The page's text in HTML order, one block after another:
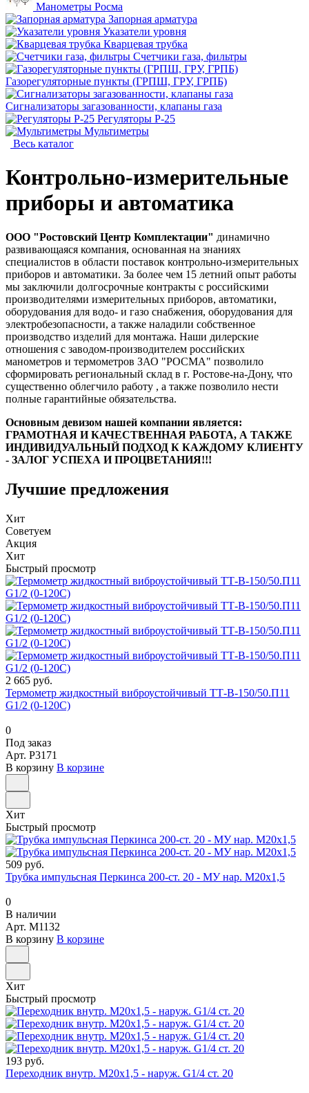
Манометры Росма
Запорная арматура
Указатели уровня
Кварцевая трубка
Счетчики газа, фильтры
Газорегуляторные пункты (ГРПШ, ГРУ, ГРПБ)
Сигнализаторы загазованности, клапаны газа
Регуляторы Р-25
Мультиметры
Весь каталог
Контрольно-измерительные
приборы и автоматика
ООО "Ростовский Центр Комплектации" динамично
развивающаяся компания, основанная на знаниях
специалистов в области поставок контрольно-измерительных
приборов и автоматики. За более чем 15 летний опыт работы
мы заключили долгосрочные контракты с российскими
производителями измерительных приборов, автоматики,
оборудования для водо- и газо снабжения, оборудования для
электробезопасности, а также наладили собственное
производство изделий для монтажа. Наши дилерские
отношения с заводом-производителем российских
манометров и термометров ЗАО "РОСМА" позволило
сформировать региональный склад в г. Ростове-на-Дону, что
существенно облегчило работу , а также позволило нести
полные гарантийные обязательства.
Основным девизом нашей компании является:
ГРАМОТНАЯ И КАЧЕСТВЕННАЯ РАБОТА, А ТАКЖЕ
ИНДИВИДУАЛЬНЫЙ ПОДХОД К КАЖДОМУ КЛИЕНТУ
- ЗАЛОГ УСПЕХА И ПРОЦВЕТАНИЯ!!!
Лучшие предложения
Хит
Советуем
Акция
Хит
Быстрый просмотр
2 665 руб.
Термометр жидкостный виброустойчивый ТТ-В-150/50.П11
G1/2 (0-120С)
0
Под заказ
Арт. P3171
В корзину В корзине
Хит
Быстрый просмотр
509 руб.
Трубка импульсная Перкинса 200-ст. 20 - МУ нар. М20х1,5
0
В наличии
Арт. M1132
В корзину В корзине
Хит
Быстрый просмотр
193 руб.
Переходник внутр. М20х1,5 - наруж. G1/4 ст. 20